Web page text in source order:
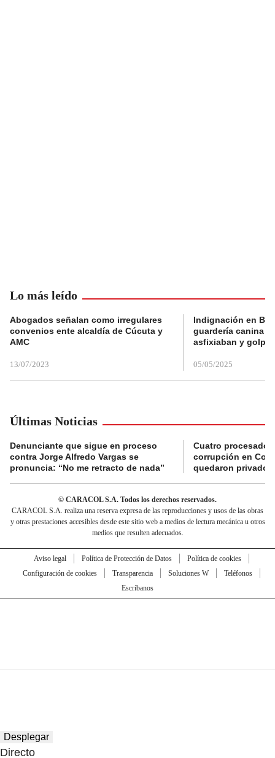
Lo más leído
Abogados señalan como irregulares
convenios ente alcaldía de Cúcuta y
AMC
13/07/2023
Indignación en
guardería canina
asfixiaban y
05/05/2025
Últimas Noticias
Denunciante que sigue en proceso
contra Jorge Alfredo Vargas se
pronuncia: “No me retracto de nada”
Cuatro
corrupción en
quedaron
© CARACOL S.A. Todos los derechos reservados.
CARACOL S.A. realiza una reserva expresa de las reproducciones y usos de las obras
y otras prestaciones accesibles desde este sitio web a medios de lectura mecánica u otros
medios que resulten adecuados.
Aviso legal Política de Protección de Datos
Política de cookies
Configuración de cookies
Transparencia Soluciones W
Teléfonos
Escríbanos
Desplegar
Directo